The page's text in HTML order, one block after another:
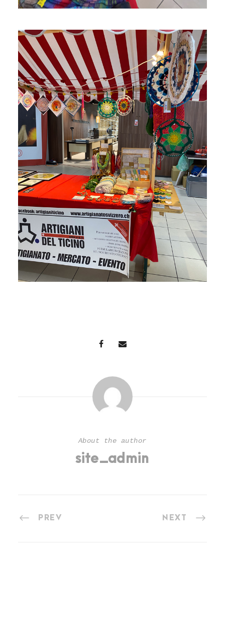
About the author
site_admin
PREV NEXT